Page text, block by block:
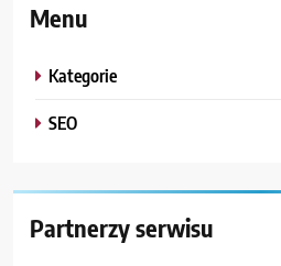
Menu
Kategorie
SEO
Partnerzy serwisu